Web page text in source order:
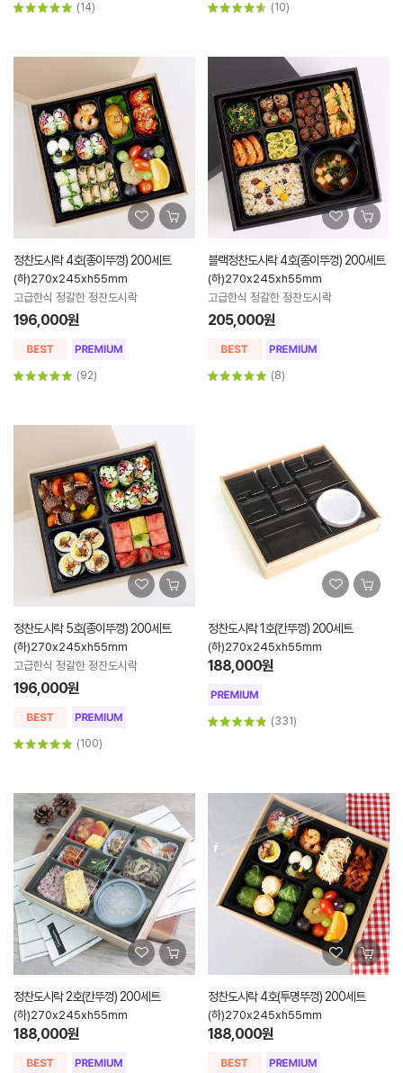
(14) (10)
정찬도시락 4호(종이뚜껑) 200세트
(하)270x245xh55mm
고급한식 정갈한 정찬도시락
196,000원
(92)
블랙정찬도시락 4호(종이뚜껑) 200세트
(하)270x245xh55mm
고급한식 정갈한 정찬도시락
205,000원
(8)
정찬도시락 5호(종이뚜껑) 200세트
(하)270x245xh55mm
고급한식 정갈한 정찬도시락
196,000원
(100)
정찬도시락 1호(칸뚜껑) 200세트
(하)270x245xh55mm
188,000원
(331)
정찬도시락 2호(칸뚜껑) 200세트
(하)270x245xh55mm
188,000원
정찬도시락 4호(투명뚜껑) 200세트
(하)270x245xh55mm
188,000원